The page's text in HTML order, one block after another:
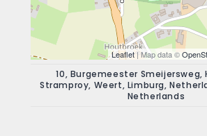
Leaflet | Map data ©
10, Burgemeester Smeijersweg,
Stramproy, Weert, Limburg,
Netherlands